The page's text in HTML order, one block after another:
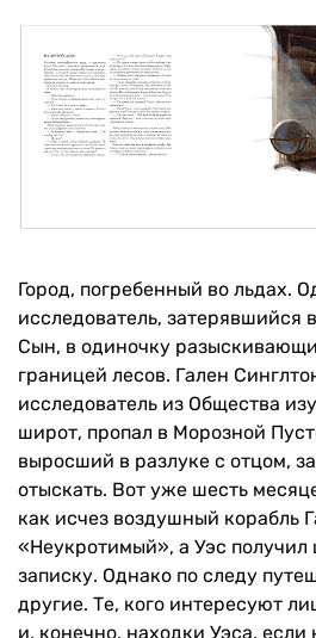
Город, погребенный во льдах.
исследователь, затерявшийся
Сын, в одиночку
границей лесов. Гален
исследователь из Общества
широт, пропал в Морозной
выросший в разлуке с отцом,
отыскать. Вот уже шесть
как исчез воздушный корабль
«Неукротимый», а Уэс
записку. Однако по следу
другие. Те, кого интересуют
и, конечно, находки Уэса,